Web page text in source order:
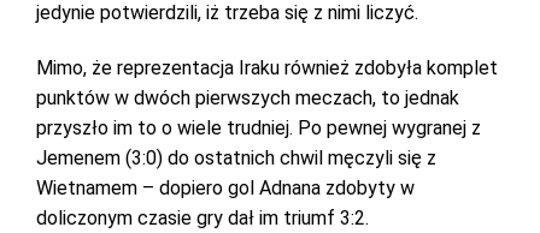
jedynie potwierdzili, iż trzeba się z nimi liczyć.
Mimo, że reprezentacja Iraku również zdobyła komplet
punktów w dwóch pierwszych meczach, to jednak
przyszło im to o wiele trudniej. Po pewnej wygranej z
Jemenem (3:0) do ostatnich chwil męczyli się z
Wietnamem – dopiero gol Adnana zdobyty w
doliczonym czasie gry dał im triumf 3:2.